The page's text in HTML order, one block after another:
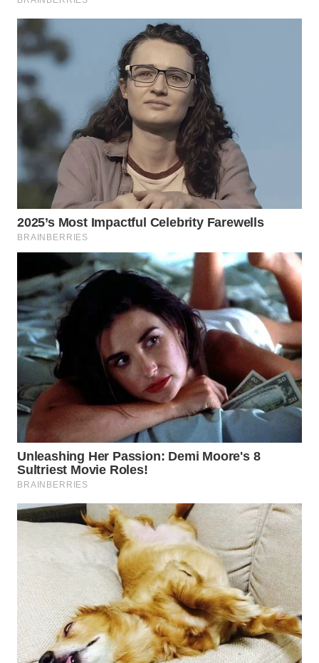
KALTIM
WN
SULSEL
WN
GORONTALO
SULUT
WN
MALUKU
WN
MALUT
WN
DAIRI
WN
DANAU
TOBA
WN
WN
TAPANULI
SELATAN
WN